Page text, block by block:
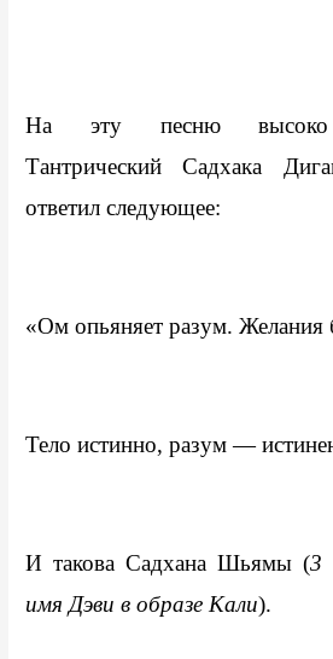
На эту песню высоко
Тантрический Садхака
ответил следующее:
«Ом опьяняет разум. Желания
Тело истинно, разум —
И такова Садхана Шьямы (3
имя Дэви в образе Кали).